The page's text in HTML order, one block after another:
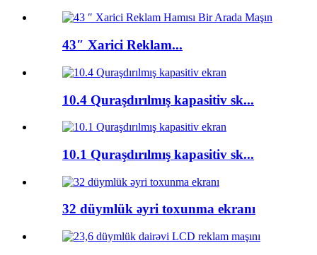
43″ Xarici Reklam...
10.4 Quraşdırılmış kapasitiv sk...
10.1 Quraşdırılmış kapasitiv sk...
32 düymlük əyri toxunma ekranı